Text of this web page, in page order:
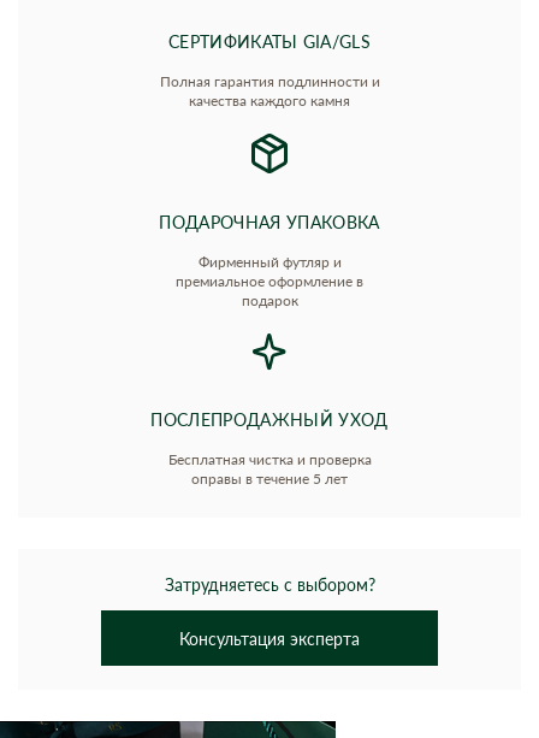
СЕРТИФИКАТЫ GIA/GLS
Полная гарантия подлинности и
качества каждого камня
ПОДАРОЧНАЯ УПАКОВКА
Фирменный футляр и
премиальное оформление в
подарок
ПОСЛЕПРОДАЖНЫЙ УХОД
Бесплатная чистка и проверка
оправы в течение 5 лет
Затрудняетесь с выбором?
Консультация эксперта